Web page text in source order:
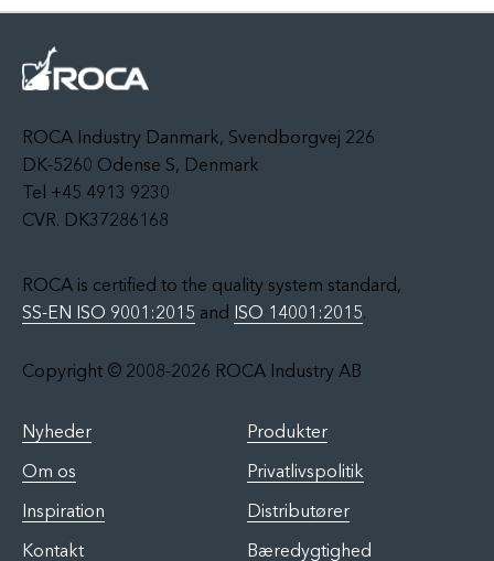
ROCA Industry Danmark, Svendborgvej 226
DK-5260 Odense S, Denmark
Tel +45 4913 9230
CVR. DK37286168
ROCA is certified to the quality system standard,
SS-EN ISO 9001:2015 and ISO 14001:2015.
Copyright © 2008-2026 ROCA Industry AB
Nyheder
Produkter
Om os
Privatlivspolitik
Inspiration
Distributører
Kontakt
Bæredygtighed